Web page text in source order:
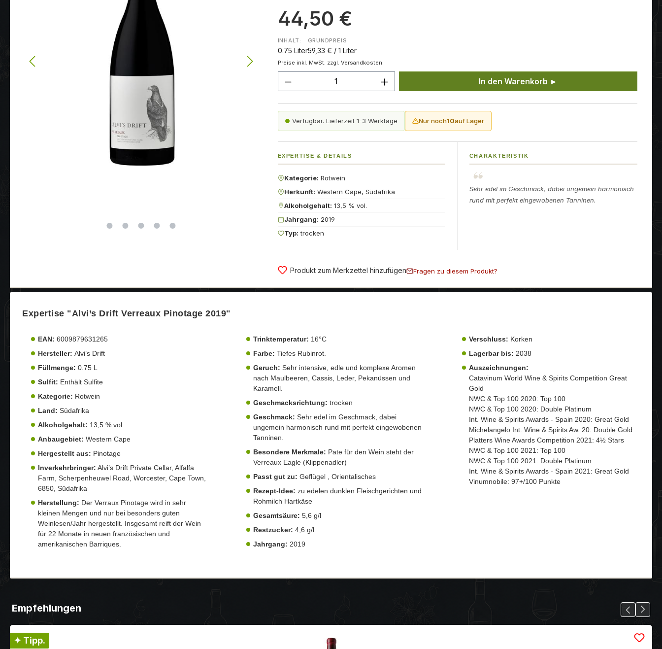
44,50 €
INHALT:
0.75 Liter
GRUNDPREIS
59,33 € / 1 Liter
Preise inkl. MwSt. zzgl. Versandkosten.
Produkt Anzahl: Gib den gewünschten Wert ein oder benutze die
In den Warenkorb ►
Verfügbar. Lieferzeit 1-3 Werktage Nur noch10auf Lager
EXPERTISE & DETAILS
Kategorie: Rotwein
Herkunft: Western Cape, Südafrika
Alkoholgehalt: 13,5 % vol.
Jahrgang: 2019
Typ: trocken
CHARAKTERISTIK
Sehr edel im Geschmack, dabei ungemein harmonisch
rund mit perfekt eingewobenen Tanninen.
Produkt zum Merkzettel hinzufügen Fragen zu diesem Produkt?
Expertise "Alvi’s Drift Verreaux Pinotage 2019"
EAN: 6009879631265
Hersteller: Alvi’s Drift
Füllmenge: 0.75 L
Sulfit: Enthält Sulfite
Kategorie: Rotwein
Land: Südafrika
Alkoholgehalt: 13,5 % vol.
Anbaugebiet: Western Cape
Hergestellt aus: Pinotage
Inverkehrbringer: Alvi’s Drift Private Cellar, Alfalfa
Farm, Scherpenheuwel Road, Worcester, Cape Town,
6850, Südafrika
Herstellung: Der Verraux Pinotage wird in sehr
kleinen Mengen und nur bei besonders guten
Weinlesen/Jahr hergestellt. Insgesamt reift der Wein
für 22 Monate in neuen französischen und
amerikanischen Barriques.
Trinktemperatur: 16°C
Farbe: Tiefes Rubinrot.
Geruch: Sehr intensive, edle und komplexe Aromen
nach Maulbeeren, Cassis, Leder, Pekanüssen und
Karamell.
Geschmacksrichtung: trocken
Geschmack: Sehr edel im Geschmack, dabei
ungemein harmonisch rund mit perfekt eingewobenen
Tanninen.
Besondere Merkmale: Pate für den Wein steht der
Verreaux Eagle (Klippenadler)
Passt gut zu:
Geflügel , Orientalisches
Rezept-Idee: zu edelen dunklen Fleischgerichten und
Rohmilch Hartkäse
Gesamtsäure: 5,6 g/l
Restzucker: 4,6 g/l
Jahrgang: 2019
Verschluss: Korken
Lagerbar bis: 2038
Auszeichnungen:
Catavinum World Wine & Spirits Competition Great
Gold
NWC & Top 100 2020: Top 100
NWC & Top 100 2020: Double Platinum
Int. Wine & Spirits Awards - Spain 2020: Great Gold
Michelangelo Int. Wine & Spirits Aw. 20: Double Gold
Platters Wine Awards Competition 2021: 4½ Stars
NWC & Top 100 2021: Top 100
NWC & Top 100 2021: Double Platinum
Int. Wine & Spirits Awards - Spain 2021: Great Gold
Vinumnobile: 97+/100 Punkte
Empfehlungen
✦ Tipp.